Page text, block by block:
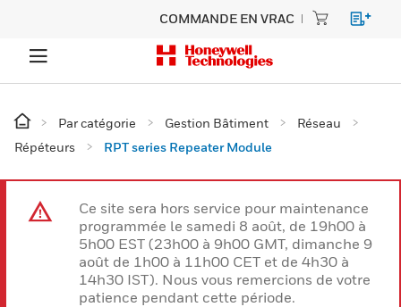
COMMANDE EN VRAC
Par catégorie Gestion Bâtiment
Réseau
Répéteurs
RPT series Repeater Module
Ce site sera hors service pour maintenance
programmée le samedi 8 août, de 19h00 à
5h00 EST (23h00 à 9h00 GMT, dimanche 9
août de 1h00 à 11h00 CET et de 4h30 à
14h30 IST). Nous vous remercions de votre
patience pendant cette période.